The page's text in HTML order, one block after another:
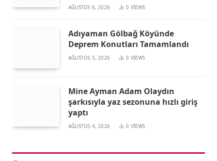
AĞUSTOS 6, 2026 0 VIEWS
Adıyaman Gölbağ Köyünde
Deprem Konutları Tamamlandı
AĞUSTOS 5, 2026 0 VIEWS
Mine Ayman Adam Olaydın
şarkısıyla yaz sezonuna hızlı giriş
yaptı
AĞUSTOS 4, 2026 0 VIEWS